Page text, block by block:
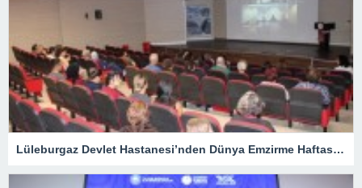
Lüleburgaz Devlet Hastanesi’nden Dünya Emzirme Haftası Katılımı